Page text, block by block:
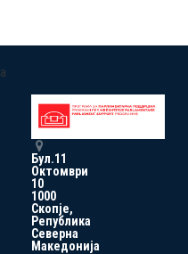
a
Бул.11
Октомври
10
1000
Скопје,
Република
Северна
Македонија